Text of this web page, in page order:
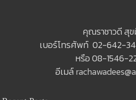
คุณราชาวดี สุ
เบอร์โทรศัพท์ 02-642-
หรือ 08-1546-
อีเมล์